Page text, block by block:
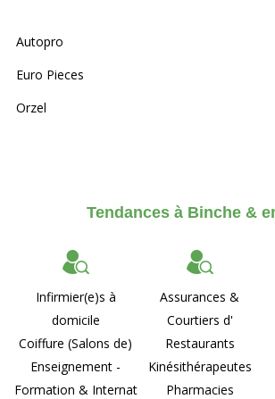
Autopro
Euro Pieces
Orzel
Tendances à Binche &
Infirmier(e)s à
domicile
Coiffure (Salons de)
Enseignement -
Formation & Internat
Assurances &
Courtiers d'
Restaurants
Kinésithérapeutes
Pharmacies